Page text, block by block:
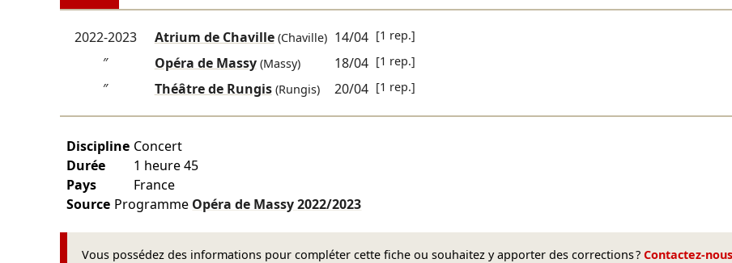
2022-2023 Atrium de Chaville(Chaville) 14/04 [1 rep.]
″ Opéra de Massy(Massy) 18/04 [1 rep.]
″ Théâtre de Rungis(Rungis) 20/04 [1 rep.]
Discipline Concert
Durée
1 heure 45
Pays
France
Source Programme Opéra de Massy2022/2023
Vous possédez des informations pour compléter cette fiche ou souhaitez y apporter des corrections ? Contactez-nous